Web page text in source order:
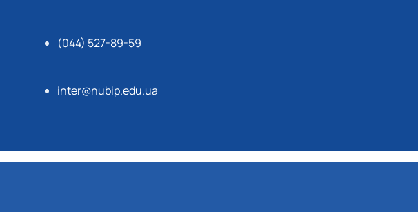
(044) 527-89-59
inter@nubip.edu.ua